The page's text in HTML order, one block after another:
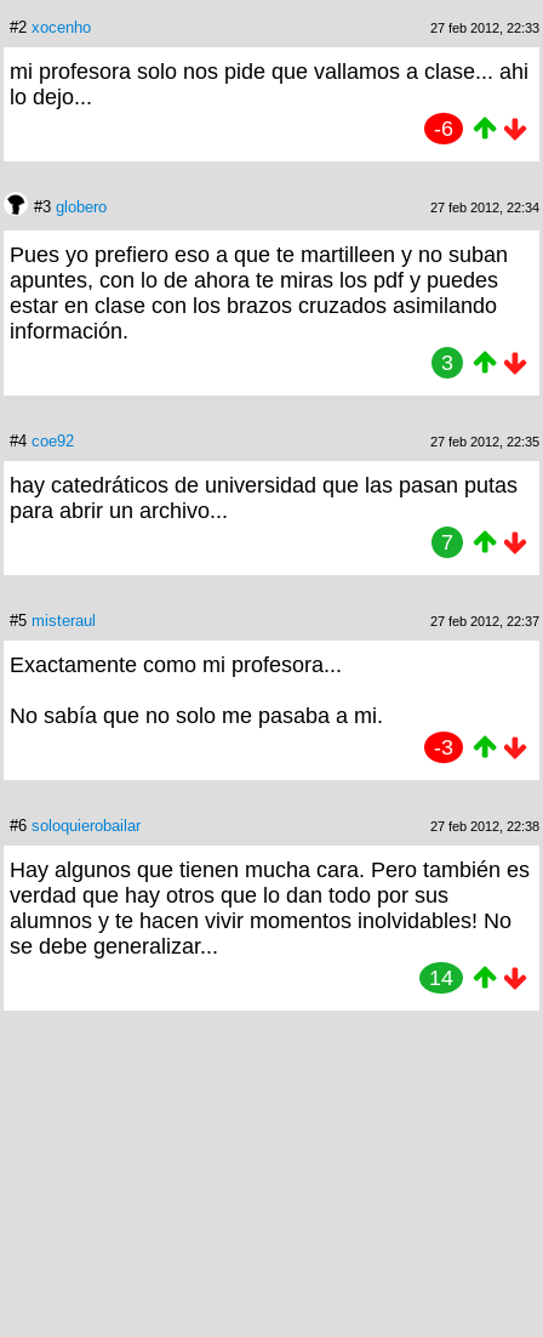
#2 xocenho 27 feb 2012, 22:33
mi profesora solo nos pide que vallamos a clase... ahi
lo dejo...
-6
#3 globero 27 feb 2012, 22:34
Pues yo prefiero eso a que te martilleen y no suban
apuntes, con lo de ahora te miras los pdf y puedes
estar en clase con los brazos cruzados asimilando
información.
3
#4 coe92 27 feb 2012, 22:35
hay catedráticos de universidad que las pasan putas
para abrir un archivo...
7
#5 misteraul 27 feb 2012, 22:37
Exactamente como mi profesora...
No sabía que no solo me pasaba a mi.
-3
#6 soloquierobailar 27 feb 2012, 22:38
Hay algunos que tienen mucha cara. Pero también es
verdad que hay otros que lo dan todo por sus
alumnos y te hacen vivir momentos inolvidables! No
se debe generalizar...
14